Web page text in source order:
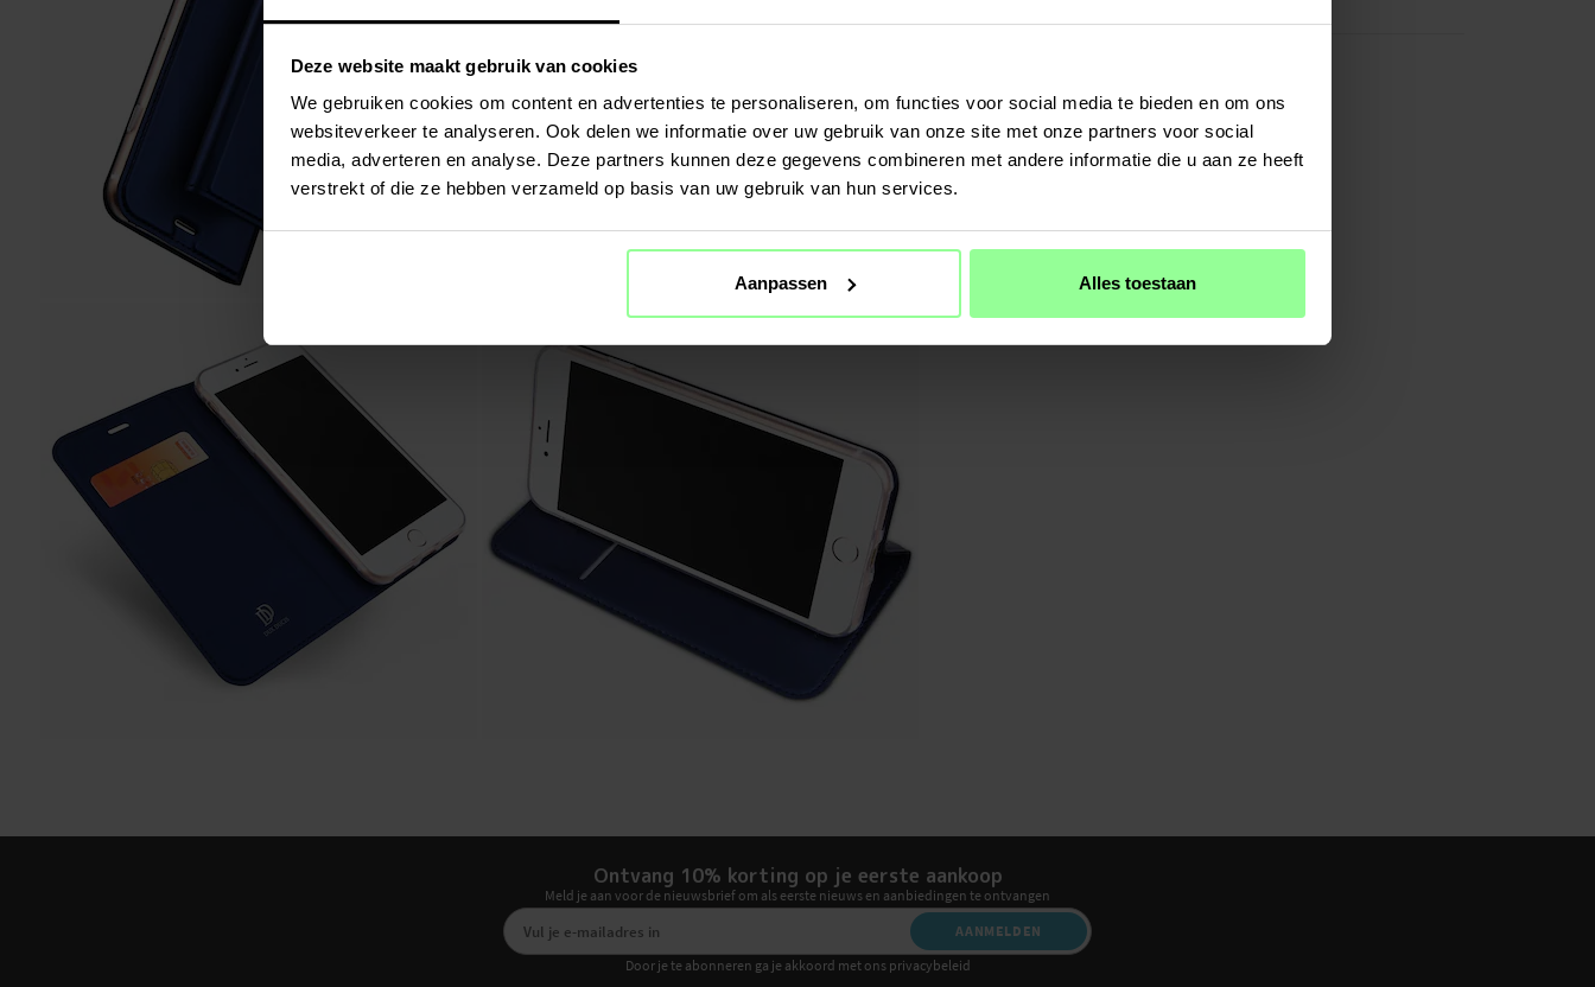
Deze website maakt gebruik van cookies
We gebruiken cookies om content en advertenties te personaliseren, om functies voor social media te bieden en om ons
websiteverkeer te analyseren. Ook delen we informatie over uw gebruik van onze site met onze partners voor social
media, adverteren en analyse. Deze partners kunnen deze gegevens combineren met andere informatie die u aan ze heeft
verstrekt of die ze hebben verzameld op basis van uw gebruik van hun services.
Aanpassen Alles toestaan
Ontvang 10% korting op je eerste aankoop
Meld je aan voor de nieuwsbrief om als eerste nieuws en aanbiedingen te ontvangen
AANMELDEN
Door je te abonneren ga je akkoord met ons privacybeleid